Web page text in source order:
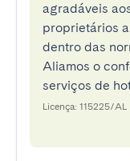
agradáveis
proprietários
dentro das
Aliamos o
serviços de
Licença: 115225/AL